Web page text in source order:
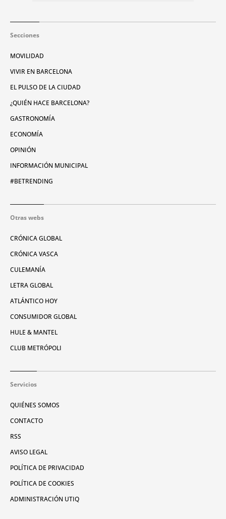
Secciones
MOVILIDAD
VIVIR EN BARCELONA
EL PULSO DE LA CIUDAD
¿QUIÉN HACE BARCELONA?
GASTRONOMÍA
ECONOMÍA
OPINIÓN
INFORMACIÓN MUNICIPAL
#BETRENDING
Otras webs
CRÓNICA GLOBAL
CRÓNICA VASCA
CULEMANÍA
LETRA GLOBAL
ATLÁNTICO HOY
CONSUMIDOR GLOBAL
HULE & MANTEL
CLUB METRÓPOLI
Servicios
QUIÉNES SOMOS
CONTACTO
RSS
AVISO LEGAL
POLÍTICA DE PRIVACIDAD
POLÍTICA DE COOKIES
ADMINISTRACIÓN UTIQ